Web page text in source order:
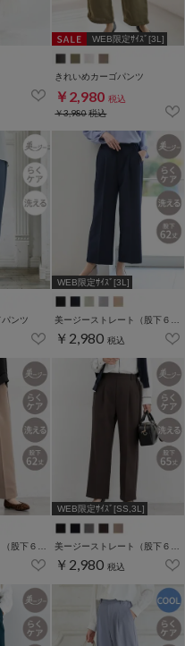
WEB限定ｻｲｽﾞ[3L]
きれいめカーゴパンツ
￥2,980 税込
￥3,980税込
ンツ
WEB限定ｻｲｽﾞ[3L]
￥2,980 税込
WEB限定ｻｲｽﾞ[SS,3L]
￥2,980 税込